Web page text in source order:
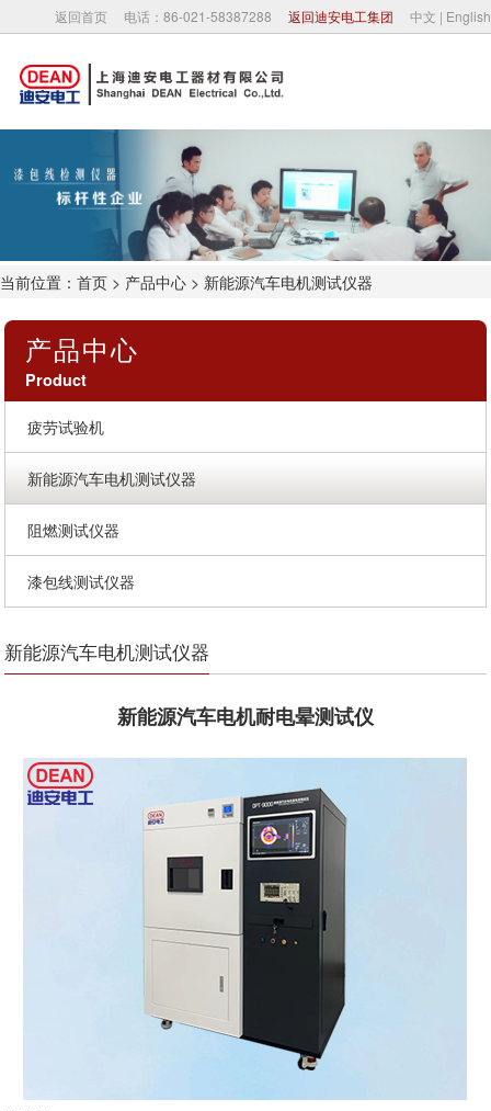
中文 | English
返回迪安电工集团
电话：86-021-58387288
返回首页
关于我们
公司新闻
合作伙伴
联系我们
当前位置： 首页 > 产品中心 > 新能源汽车电机测试仪器
产品中心
Product
疲劳试验机
新能源汽车电机测试仪器
阻燃测试仪器
漆包线测试仪器
新能源汽车电机测试仪器
新能源汽车电机耐电晕测试仪